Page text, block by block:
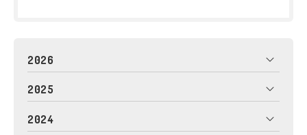
2026
2025
2024